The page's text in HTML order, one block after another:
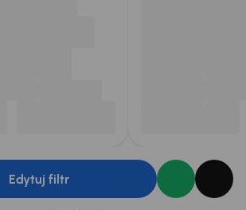
Edytuj filtr